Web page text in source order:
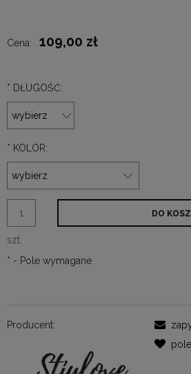
Cena: 109,00 zł
* DŁUGOŚĆ:
* KOLOR:
szt.
DO
* - Pole wymagane
Producent: